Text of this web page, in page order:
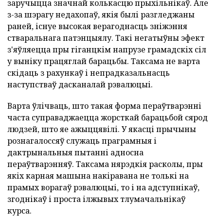
заручыцца значнай колькасцю прыхільнікаў. Але
з-за шэрагу недахопаў, якія былі разгледжаны
раней, існуе высокая верагоднасць зніжэння
стваральнага патэнцыялу. Такі негатыўны эфект
з'яўляецца пры гіганцкім напрузе грамадскіх сіл
у выніку працяглай барацьбы. Таксама не варта
скідаць з рахункаў і непрадказальнасць
наступстваў дасканалай рэвалюцыі.
Варта ўлічваць, што такая форма пераўтварэнні
часта суправаджаецца жорсткай барацьбой сярод
людзей, што яе ажыццявілі. У якасці прычыны
рознагалоссяў служаць праграмныя і
дактрынальныя пытанні адносна
пераўтварэнняў. Таксама нярэдкія расколы, пры
якіх карная машына накіравана не толькі на
прамых ворагаў рэвалюцыі, то і на адступнікаў,
згоднікаў і проста ілжывых тлумачальнікаў
курса.